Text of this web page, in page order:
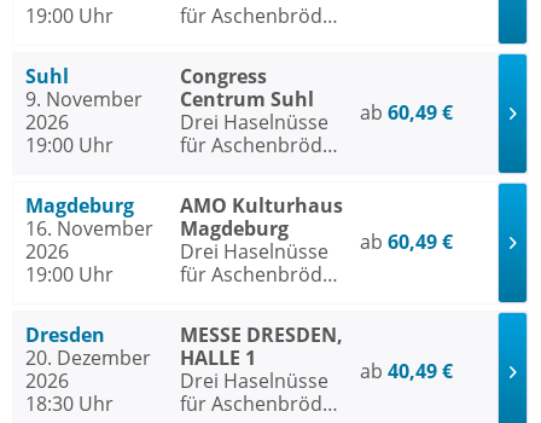
19:00 Uhr
für Aschenbrödel
Suhl
9. November
2026
19:00 Uhr
Congress
Centrum Suhl
Drei Haselnüsse
für Aschenbrödel
ab 60,49 €
Magdeburg
16. November
2026
19:00 Uhr
AMO Kulturhaus
Magdeburg
Drei Haselnüsse
für Aschenbrödel
ab 60,49 €
Dresden
20. Dezember
2026
18:30 Uhr
MESSE DRESDEN,
HALLE 1
Drei Haselnüsse
für Aschenbrödel
ab 40,49 €